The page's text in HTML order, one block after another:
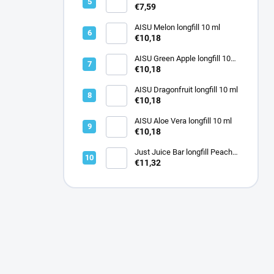
mg
€7,59
AISU Melon longfill 10 ml
€10,18
AISU Green Apple longfill 10
ml
€10,18
AISU Dragonfruit longfill 10 ml
€10,18
AISU Aloe Vera longfill 10 ml
€10,18
Just Juice Bar longfill Peach
Pineapple 12ml
€11,32